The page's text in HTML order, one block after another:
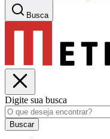
Busca
Digite sua busca
Buscar